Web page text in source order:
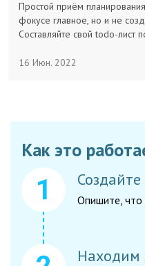
Заказчикам
Простой приём
фокусе главное, но и не
Составляйте свой todo-лист
16 Июн. 2022
Как это
Опишите, что
Находим